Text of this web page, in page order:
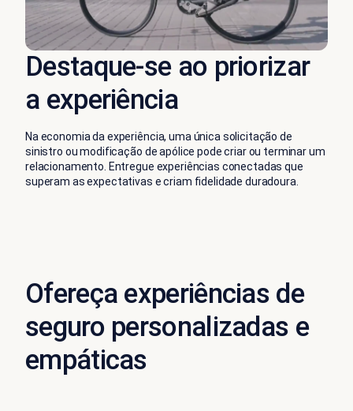
Destaque-se ao priorizar
a experiência
Na economia da experiência, uma única solicitação de
sinistro ou modificação de apólice pode criar ou terminar um
relacionamento. Entregue experiências conectadas que
superam as expectativas e criam fidelidade duradoura.
Ofereça experiências de
seguro personalizadas e
empáticas